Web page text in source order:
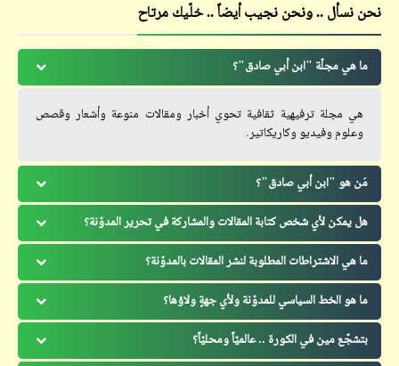
نحن نسأل .. ونحن نجيب أيضاً .. خلّيك مرتاح
ما هي مجلّة "ابن أبي صادق"؟
هي مجلة ترفيهية ثقافية تحوي أخبار ومقالات منوعة وأشعار وقصص
وعلوم وفيديو وكاريكاتير.
مَن هو "ابن أبي صادق"؟
هل يمكن لأي شخص كتابة المقالات والمشاركة في تحرير المدوّنة؟
ما هي الاشتراطات المطلوبة لنشر المقالات بالمدوّنة؟
ما هو الخط السياسي للمدوّنة ولأي جهةٍ ولاؤها؟
بتشجّع مين في الكورة .. عالميّاً ومحليّاً؟